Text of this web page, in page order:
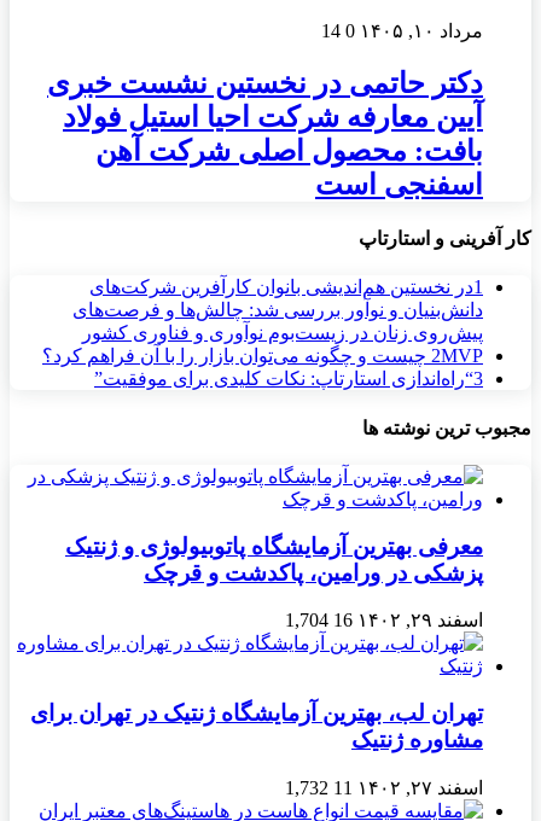
مرداد ۱۰, ۱۴۰۵ 0
14
دکتر حاتمی در نخستین نشست خبری
آیین معارفه شرکت احیا استیل فولاد
بافت: محصول اصلی شرکت آهن
اسفنجی است
کار آفرینی و استارتاپ
1در نخستین هم‌اندیشی بانوان کارآفرین شرکت‌های
دانش‌بنیان و نوآور بررسی شد: چالش‌ها و فرصت‌های
پیش‌روی زنان در زیست‌بوم نوآوری و فناوری کشور
2MVP چیست و چگونه می‌توان بازار را با آن فراهم کرد؟
3“راه‌اندازی استارتاپ: نکات کلیدی برای موفقیت”
مجبوب ترین نوشته ها
معرفی بهترین آزمایشگاه پاتوبیولوژی و ژنتیک
پزشکی در ورامین، پاکدشت و قرچک
اسفند ۲۹, ۱۴۰۲ 16
1,704
تهران لب، بهترین آزمایشگاه ژنتیک در تهران برای
مشاوره ژنتیک
اسفند ۲۷, ۱۴۰۲ 11
1,732